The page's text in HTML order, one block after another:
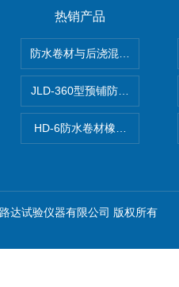
热销产品
防水卷材与后浇混凝土剥离强
JLD-360型预铺防水卷材抗冲
HD-6防水卷材橡胶测厚仪
达试验仪器有限公司 版权所有